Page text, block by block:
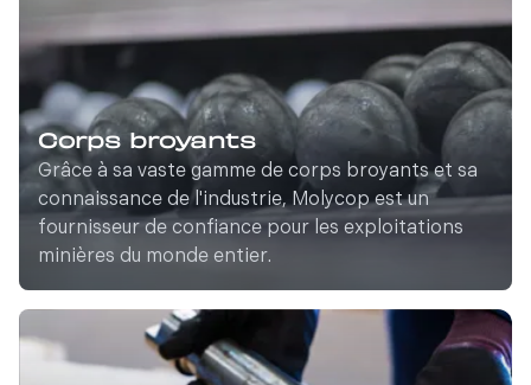
Corps broyants
Grâce à sa vaste gamme de corps broyants et sa
connaissance de l'industrie, Molycop est un
fournisseur de confiance pour les exploitations
minières du monde entier.